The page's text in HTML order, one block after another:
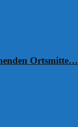
Ortsmitte…